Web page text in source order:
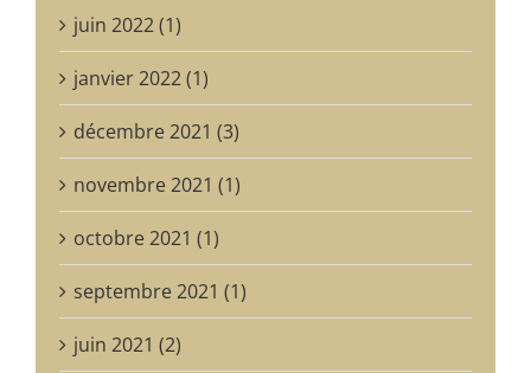
juin 2022 (1)
janvier 2022 (1)
décembre 2021 (3)
novembre 2021 (1)
octobre 2021 (1)
septembre 2021 (1)
juin 2021 (2)